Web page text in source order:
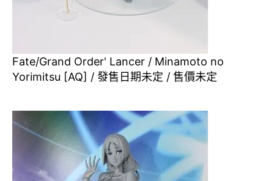
Fate/Grand Order' Lancer / Minamoto no
Yorimitsu [AQ] / 發售日期未定 / 售價未定